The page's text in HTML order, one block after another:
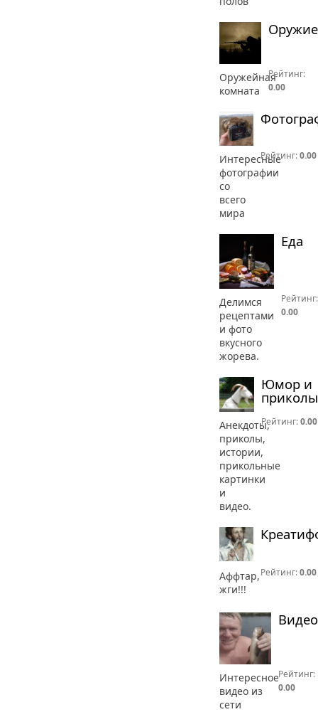
Оружие
Оружейная
комната
Рейтинг:
0.00
Интересные
фотографии
со
всего
мира
Рейтинг:0.00
Еда
Делимся
рецептами
и фото
вкусного
жорева.
Рейтинг:
0.00
Юмор и
приколы
Анекдоты,
приколы,
истории,
прикольные
картинки
и
видео.
Рейтинг:0.00
Аффтар,
жги!!!
Рейтинг:0.00
Видео
Интересное
видео из
сети
Рейтинг:
0.00